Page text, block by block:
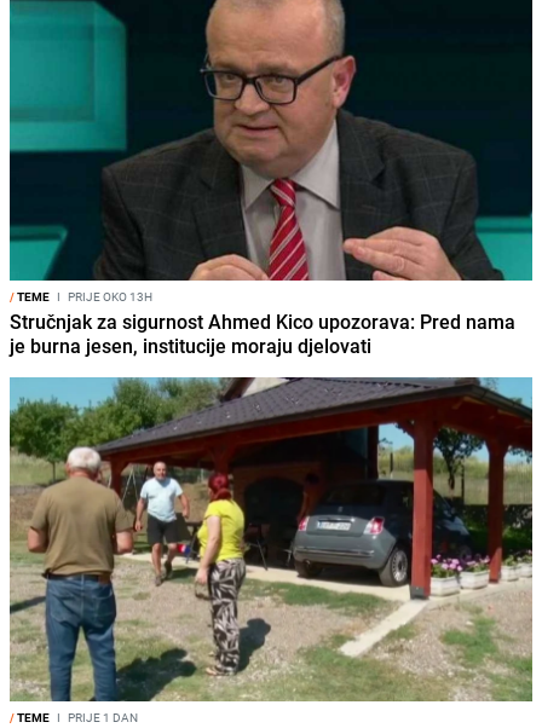
/TEME I PRIJE OKO 13H
Stručnjak za sigurnost Ahmed Kico upozorava: Pred nama
je burna jesen, institucije moraju djelovati
/TEME I PRIJE 1 DAN